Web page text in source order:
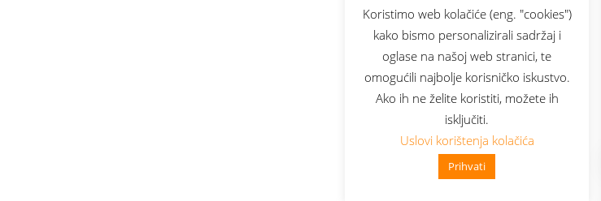
Koristimo web kolačiće (eng. "cookies")
kako bismo personalizirali sadržaj i
oglase na našoj web stranici, te
omogućili najbolje korisničko iskustvo.
Ako ih ne želite koristiti, možete ih
isključiti.
Uslovi korištenja kolačića
Prihvati
👋 Zdravo, kako mogu pomoći?
Prijava za newsletter